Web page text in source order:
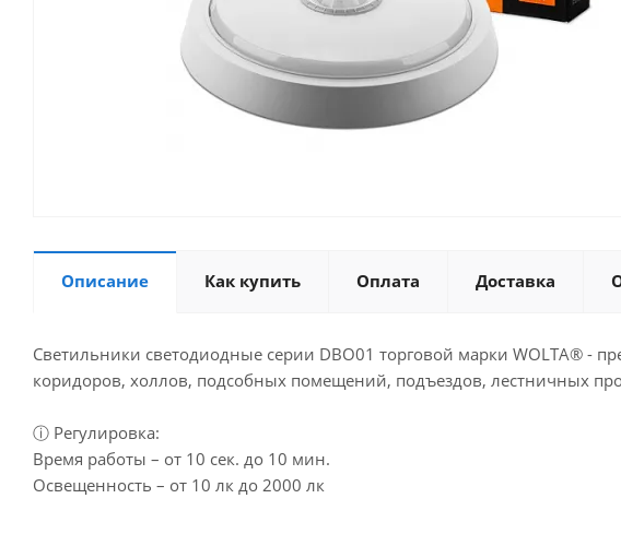
Описание Как купить Оплата Доставка
Светильники светодиодные серии DBO01 торговой марки WOLTA® -
коридоров, холлов, подсобных помещений, подъездов, лестничных
ⓘ Регулировка:
Время работы – от 10 сек. до 10 мин.
Освещенность – от 10 лк до 2000 лк